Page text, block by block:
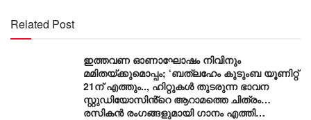
Related Post
ഇത്തവണ ഓണാഘോഷം നിവിനും
മമിതയ്ക്കുമൊപ്പം; ‘ബത്‍ലഹേം കുടുംബ യൂണിറ്റ്
21ന് എത്തും.., ഹിറ്റുകൾ തുടരുന്ന ഭാവന
സ്റ്റുഡിയോസിൻ്റെ ആറാമത്തെ ചിത്രം…
രസികൻ രംഗങ്ങളുമായി ഗാനം എത്തി…